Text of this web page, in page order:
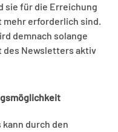
sie für die Erreichung
mehr erforderlich sind.
demnach solange
des Newsletters aktiv
durch den